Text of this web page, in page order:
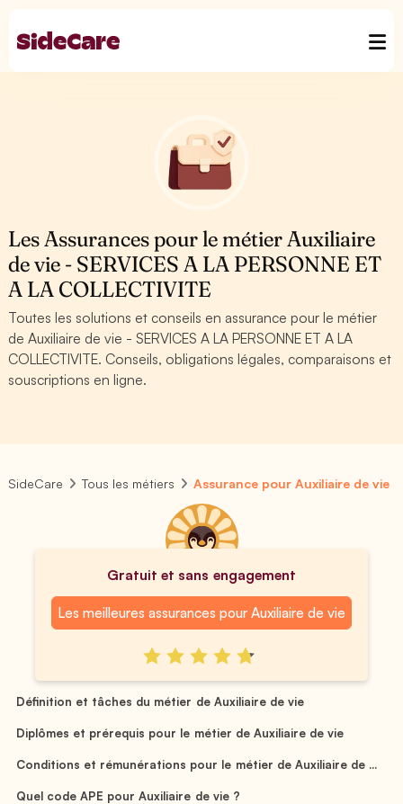
Les Assurances pour le métier Auxiliaire
de vie - SERVICES A LA PERSONNE ET
A LA COLLECTIVITE
Toutes les solutions et conseils en assurance pour le métier
de Auxiliaire de vie - SERVICES A LA PERSONNE ET A LA
COLLECTIVITE. Conseils, obligations légales, comparaisons et
souscriptions en ligne.
SideCare Tous les métiers Assurance pour Auxiliaire de vie
Gratuit et sans engagement
Les meilleures assurances pour Auxiliaire de vie
Définition et tâches du métier de Auxiliaire de vie
Diplômes et prérequis pour le métier de Auxiliaire de vie
Conditions et rémunérations pour le métier de Auxiliaire de ...
Quel code APE pour Auxiliaire de vie ?